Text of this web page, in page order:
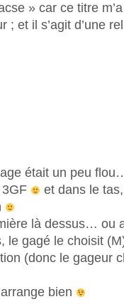
» car ce titre
; et il s’agit d’une
était un peu
3GF
et dans le
là dessus… ou
le gagé le choisit
(donc le gageur
bien